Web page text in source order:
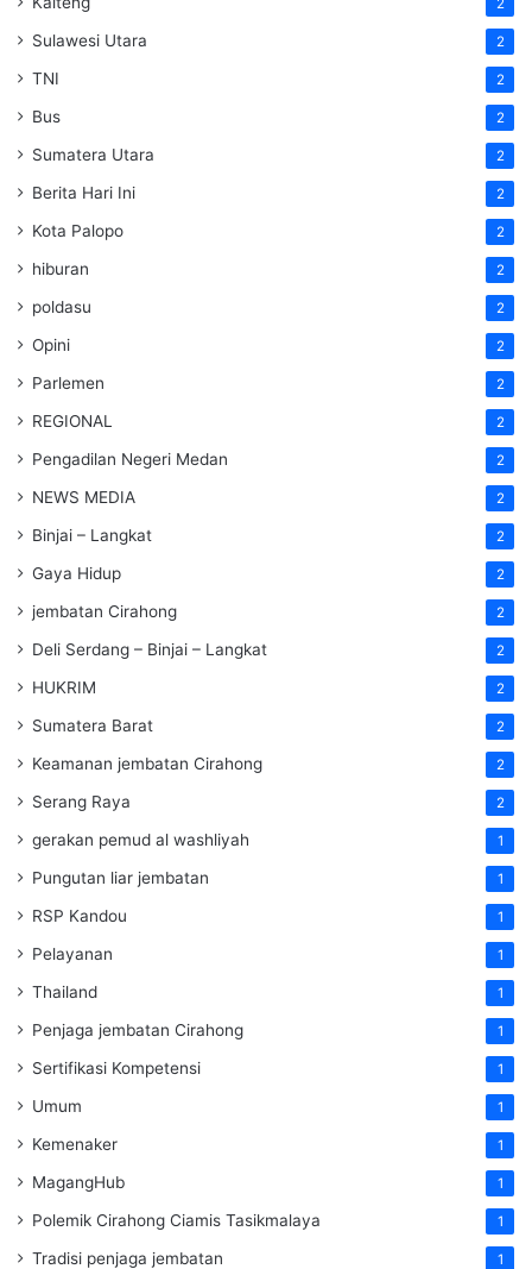
2
Sulawesi Utara 2
TNI 2
Bus 2
Sumatera Utara 2
Berita Hari Ini 2
Kota Palopo 2
hiburan 2
poldasu 2
Opini 2
Parlemen 2
REGIONAL 2
Pengadilan Negeri Medan 2
NEWS MEDIA 2
Binjai – Langkat 2
Gaya Hidup 2
jembatan Cirahong 2
Deli Serdang – Binjai – Langkat 2
HUKRIM 2
Sumatera Barat 2
Keamanan jembatan Cirahong 2
Serang Raya 2
gerakan pemud al washliyah 1
Pungutan liar jembatan 1
RSP Kandou 1
Pelayanan 1
Thailand 1
Penjaga jembatan Cirahong 1
Sertifikasi Kompetensi 1
Umum 1
Kemenaker 1
MagangHub 1
Polemik Cirahong Ciamis Tasikmalaya 1
Tradisi penjaga jembatan 1